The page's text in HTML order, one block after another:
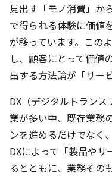
見出す「モノ消費」か
で得られる体験に価値
が移っています。この
し、顧客にとって価値
出する方法論が「サー
DX（デジタルトラン
業が多い中、既存業務
ンを進めるだけでなく
DXによって「製品や
るとともに、業務その